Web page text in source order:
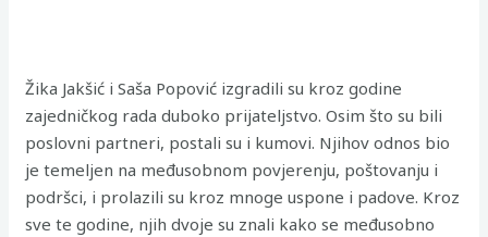
Žika Jakšić i Saša Popović izgradili su kroz godine
zajedničkog rada duboko prijateljstvo. Osim što su bili
poslovni partneri, postali su i kumovi. Njihov odnos bio
je temeljen na međusobnom povjerenju, poštovanju i
podršci, i prolazili su kroz mnoge uspone i padove. Kroz
sve te godine, njih dvoje su znali kako se međusobno